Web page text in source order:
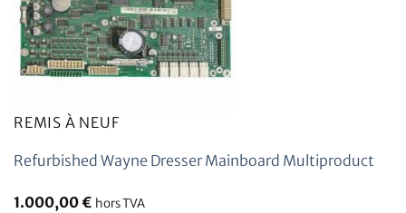
REMIS À NEUF
Refurbished Wayne Dresser Mainboard Multiproduct
1.000,00€ hors TVA